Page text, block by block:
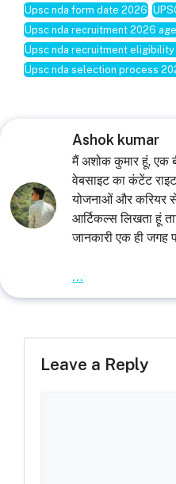
Upsc nda form date 2026
Upsc nda recruitment 2026
Upsc nda recruitment
Upsc nda selection process
Ashok kumar
मैं अशोक कुमार हूं, एक
वेबसाइट का कंटेंट
योजनाओं और करियर
आर्टिकल्स लिखता हूं
जानकारी एक ही जगह
...
Leave a Reply